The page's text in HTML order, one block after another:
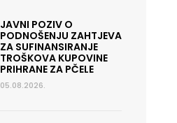
JAVNI POZIV O
PODNOŠENJU ZAHTJEVA
ZA SUFINANSIRANJE
TROŠKOVA KUPOVINE
PRIHRANE ZA PČELE
05.08.2026.